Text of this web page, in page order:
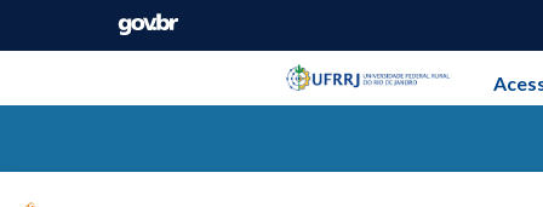
Pular barra institucional
Barra